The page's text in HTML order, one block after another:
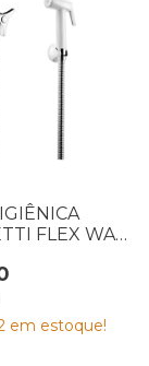
FLEX WAY
em estoque!